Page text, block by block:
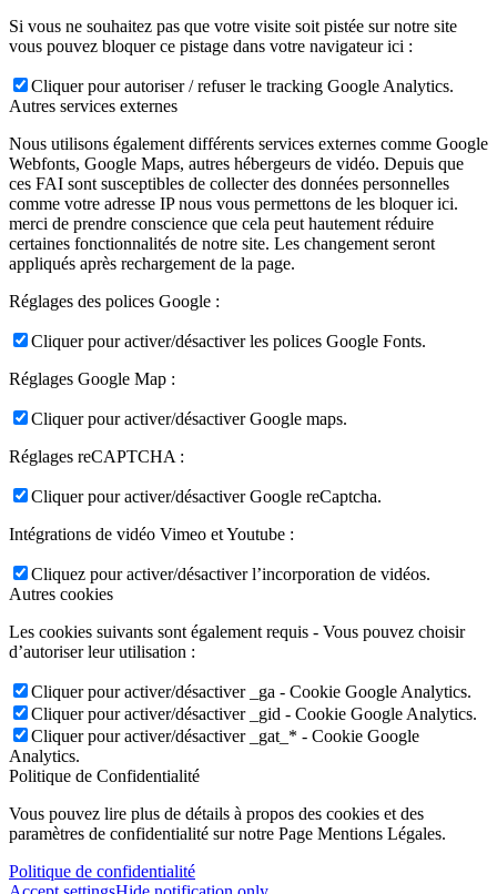
Si vous ne souhaitez pas que votre visite soit pistée sur notre site
vous pouvez bloquer ce pistage dans votre navigateur ici :
Cliquer pour autoriser / refuser le tracking Google Analytics.
Autres services externes
Nous utilisons également différents services externes comme Google
Webfonts, Google Maps, autres hébergeurs de vidéo. Depuis que
ces FAI sont susceptibles de collecter des données personnelles
comme votre adresse IP nous vous permettons de les bloquer ici.
merci de prendre conscience que cela peut hautement réduire
certaines fonctionnalités de notre site. Les changement seront
appliqués après rechargement de la page.
Réglages des polices Google :
Cliquer pour activer/désactiver les polices Google Fonts.
Réglages Google Map :
Cliquer pour activer/désactiver Google maps.
Réglages reCAPTCHA :
Cliquer pour activer/désactiver Google reCaptcha.
Intégrations de vidéo Vimeo et Youtube :
Cliquez pour activer/désactiver l’incorporation de vidéos.
Autres cookies
Les cookies suivants sont également requis - Vous pouvez choisir
d’autoriser leur utilisation :
Cliquer pour activer/désactiver _ga - Cookie Google Analytics.
Cliquer pour activer/désactiver _gid - Cookie Google Analytics.
Cliquer pour activer/désactiver _gat_* - Cookie Google
Analytics.
Politique de Confidentialité
Vous pouvez lire plus de détails à propos des cookies et des
paramètres de confidentialité sur notre Page Mentions Légales.
Politique de confidentialité